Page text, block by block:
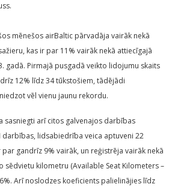
mēnešos airBaltic pārvadāja vairāk nekā
kas ir par 11% vairāk nekā attiecīgajā
gadā. Pirmajā pusgadā veikto lidojumu skaits
12% līdz 34 tūkstošiem, tādējādi
vēl vienu jaunu rekordu.
sasniegti arī citos galvenajos darbības
darbības, lidsabiedrība veica aptuveni 22
gandrīz 9% vairāk, un reģistrēja vairāk nekā
sēdvietu kilometru (Available Seat Kilometers –
Arī noslodzes koeficients palielinājies līdz